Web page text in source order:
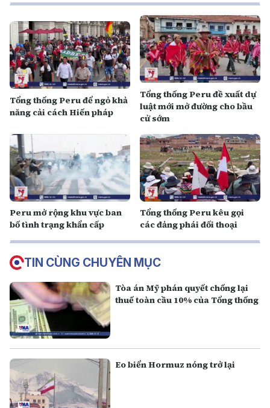
Tổng thống Peru để ngỏ khả
năng cải cách Hiến pháp
Tổng thống Peru đề xuất dự
luật mới mở đường cho bầu
cử sớm
Peru mở rộng khu vực ban
bố tình trạng khẩn cấp
Tổng thống Peru kêu gọi
các đảng phái đối thoại
TIN CÙNG CHUYÊN MỤC
Tòa án Mỹ phán quyết chống lại
thuế toàn cầu 10% của Tổng thống
Eo biển Hormuz nóng trở lại